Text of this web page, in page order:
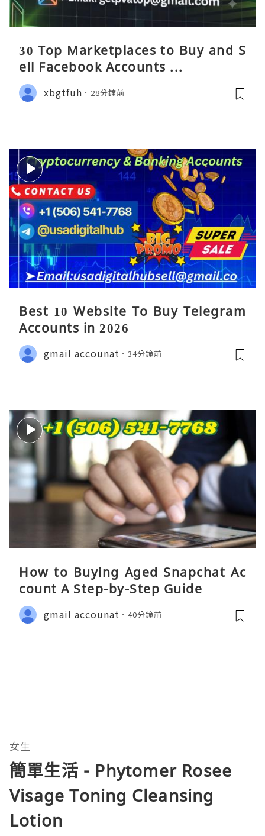
30 Top Marketplaces to Buy and S
ell Facebook Accounts ...
xbgtfuh 28分鐘前
Best 10 Website To Buy Telegram
Accounts in 2026
gmail accounat 34分鐘前
How to Buying Aged Snapchat Ac
count A Step-by-Step Guide
gmail accounat 40分鐘前
女生
簡單生活 - Phytomer Rosee
Visage Toning Cleansing
Lotion